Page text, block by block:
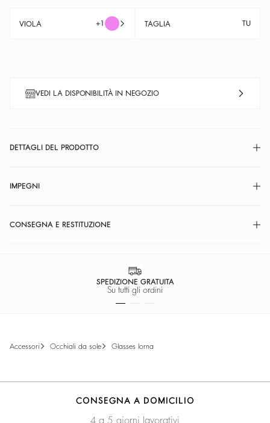
VIOLA +1 TAGLIA TU
VEDI LA DISPONIBILITÀ IN NEGOZIO
DETTAGLI DEL PRODOTTO
IMPEGNI
CONSEGNA E RESTITUZIONE
SPEDIZIONE GRATUITA
Su tutti gli ordini
accessori occhiali da sole glasses lorna
CONSEGNA A DOMICILIO
4 a 5 giorni lavorativi